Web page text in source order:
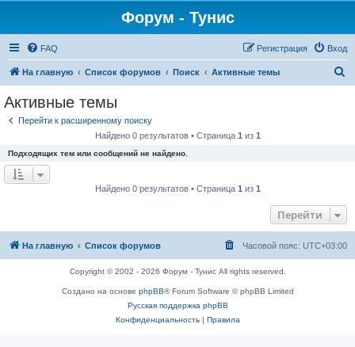
Форум - Тунис
FAQ Вход
Регистрация
На главную Список форумов Поиск Активные темы
Активные темы
Перейти к расширенному поиску
Найдено 0 результатов • Страница 1 из 1
Подходящих тем или сообщений не найдено.
Найдено 0 результатов • Страница 1 из 1
Перейти
На главную Список форумов Часовой пояс: UTC+03:00
Copyright © 2002 - 2026 Форум - Тунис All rights reserved.
Создано на основе phpBB® Forum Software © phpBB Limited
Русская поддержка phpBB
Конфиденциальность| Правила